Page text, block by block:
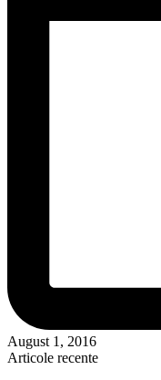
August 1, 2016
Articole recente